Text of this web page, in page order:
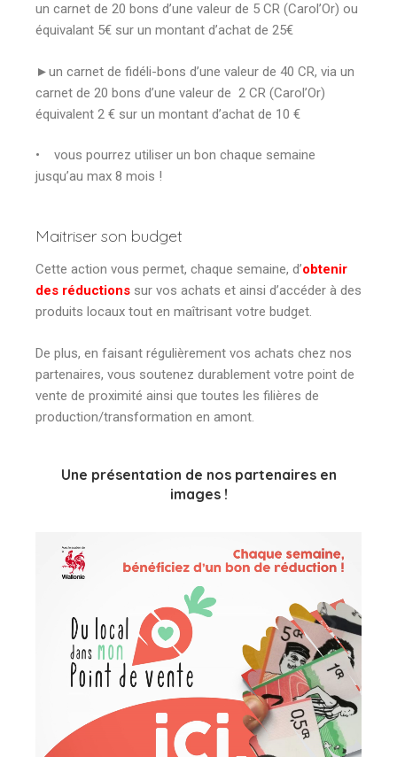
un carnet de 20 bons d’une valeur de 5 CR (Carol’Or) ou
équivalant 5€ sur un montant d’achat de 25€
►un carnet de fidéli-bons d’une valeur de 40 CR, via un
carnet de 20 bons d’une valeur de 2 CR (Carol’Or)
équivalent 2 € sur un montant d’achat de 10 €
• vous pourrez utiliser un bon chaque semaine
jusqu’au max 8 mois !
Maitriser son budget
Cette action vous permet, chaque semaine, d’obtenir
des réductions sur vos achats et ainsi d’accéder à des
produits locaux tout en maîtrisant votre budget.
De plus, en faisant régulièrement vos achats chez nos
partenaires, vous soutenez durablement votre point de
vente de proximité ainsi que toutes les filières de
production/transformation en amont.
Une présentation de nos partenaires en
images !